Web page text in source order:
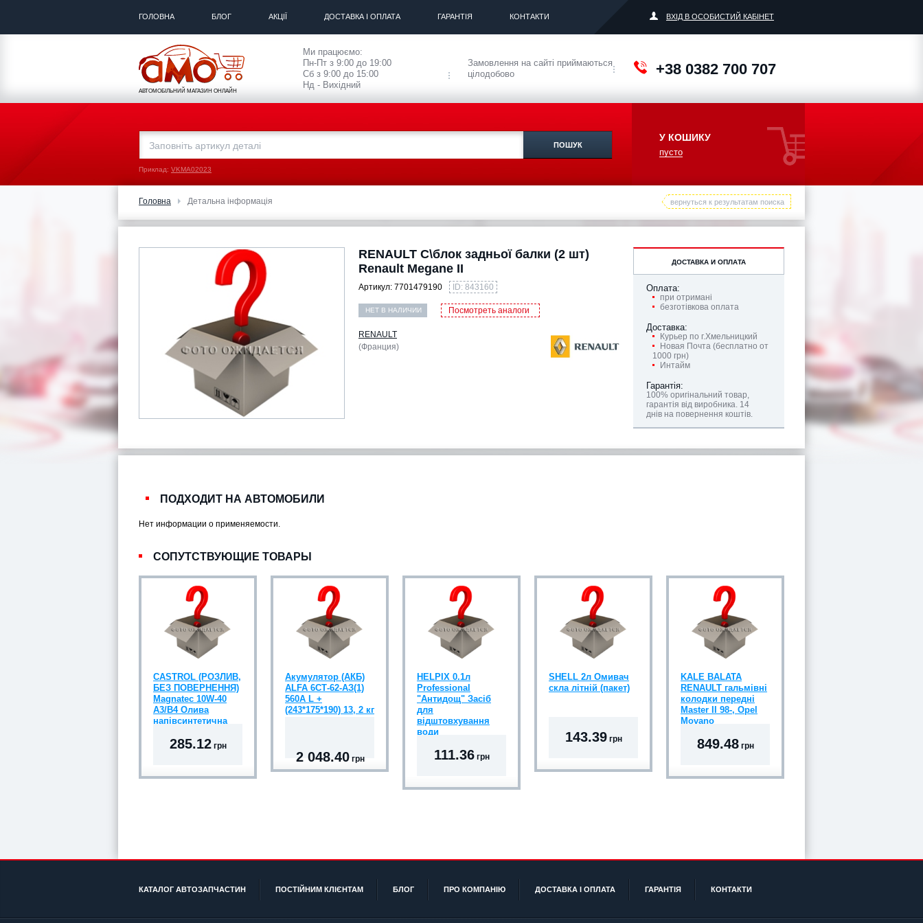
ГОЛОВНА БЛОГ АКЦІЇ ДОСТАВКА І ОПЛАТА ГАРАНТІЯ КОНТАКТИ ВХІД В ОСОБИСТИЙ КАБІНЕТ
АВТОМОБІЛЬНИЙ МАГАЗИН ОНЛАЙН
Ми працюємо:
Пн-Пт з 9:00 до 19:00
Сб з 9:00 до 15:00
Нд - Вихідний
Замовлення на сайті приймаються
цілодобово
+38 0382 700 707
Приклад: VKMA02023
У КОШИКУ
пусто
Головна Детальна інформація вернуться к результатам поиска
RENAULT С\блок задньої балки (2 шт)
Renault Megane II
Артикул: 7701479190 ID: 843160
НЕТ В НАЛИЧИИ Посмотреть аналоги
RENAULT
(Франция)
ДОСТАВКА И ОПЛАТА
Оплата:
при отримані
безготівкова оплата
Доставка:
Курьер по г.Хмельницкий
Новая Почта (бесплатно от
1000 грн)
Интайм
Гарантія:
100% оригінальний товар,
гарантія від виробника. 14
днів на повернення коштів.
ПОДХОДИТ НА АВТОМОБИЛИ
Нет информации о применяемости.
СОПУТСТВУЮЩИЕ ТОВАРЫ
CASTROL (РОЗЛИВ,
БЕЗ ПОВЕРНЕННЯ)
Magnatec 10W-40
A3/B4 Олива
напівсинтетична
285.12грн
Акумулятор (АКБ)
ALFA 6СТ-62-АЗ(1)
560A L +
(243*175*190) 13, 2 кг
2 048.40 грн
HELPIX 0.1л
Professional
"Антидощ" Засіб
для
відштовхування
води
111.36грн
SHELL 2л Омивач
скла літній (пакет)
143.39грн
KALE BALATA
RENAULT гальмівні
колодки передні
Master II 98-, Opel
Movano
849.48грн
КАТАЛОГ АВТОЗАПЧАСТИН ПОСТІЙНИМ КЛІЄНТАМ БЛОГ ПРО КОМПАНІЮ ДОСТАВКА І ОПЛАТА ГАРАНТІЯ КОНТАКТИ